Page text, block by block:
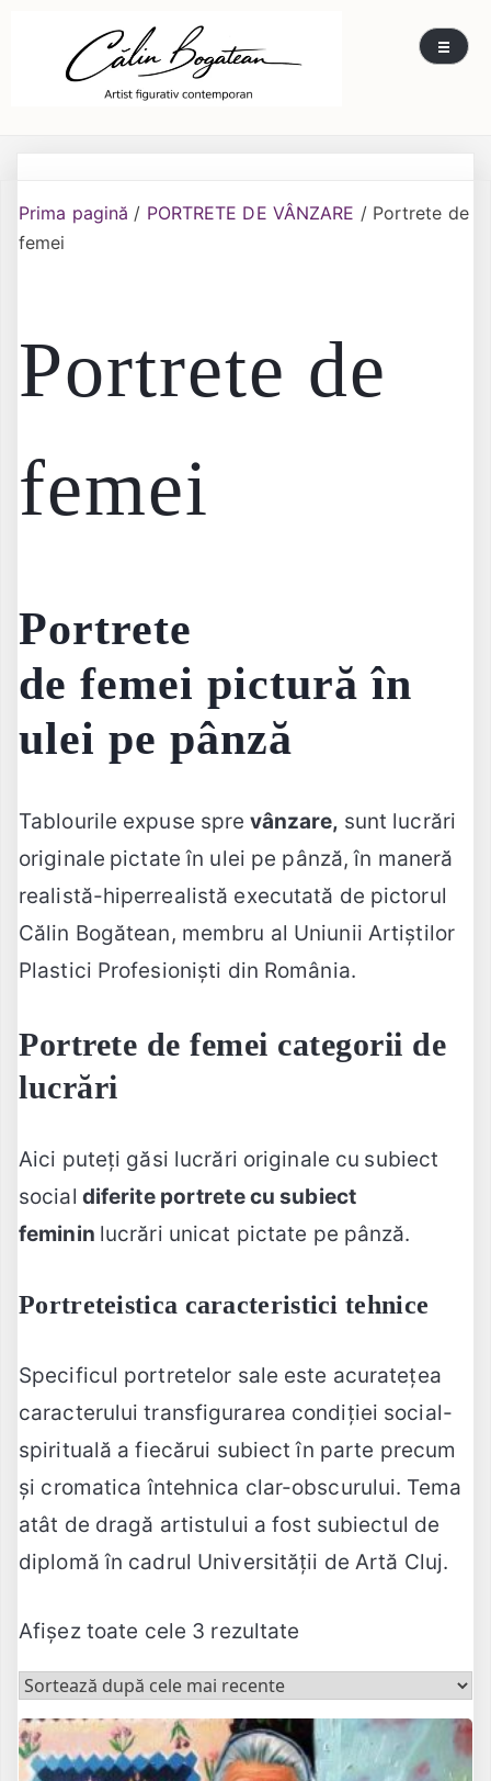
Călin Bogătean
Picturi originale, icoane contemporane pe lemn
și sticlă, portrete și restaurare artă – Călin
Bogătean
Prima pagină / PORTRETE DE VÂNZARE / Portrete de
femei
Portrete de
femei
Portrete
de femei pictură în
ulei pe pânză
Tablourile expuse spre vânzare, sunt lucrări
originale pictate în ulei pe pânză, în maneră
realistă-hiperrealistă executată de pictorul
Călin Bogătean, membru al Uniunii Artiștilor
Plastici Profesioniști din România.
Portrete de femei categorii de
lucrări
Aici puteți găsi lucrări originale cu subiect
social diferite portrete cu subiect
feminin lucrări unicat pictate pe pânză.
Portreteistica caracteristici tehnice
Specificul portretelor sale este acuratețea
caracterului transfigurarea condiției social-
spirituală a fiecărui subiect în parte precum
și cromatica întehnica clar-obscurului. Tema
atât de dragă artistului a fost subiectul de
diplomă în cadrul Universității de Artă Cluj.
Afișez toate cele 3 rezultate
după
cele
mai